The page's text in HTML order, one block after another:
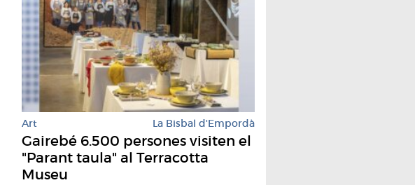
Art La Bisbal d'Empordà
Gairebé 6.500 persones visiten el
"Parant taula" al Terracotta
Museu